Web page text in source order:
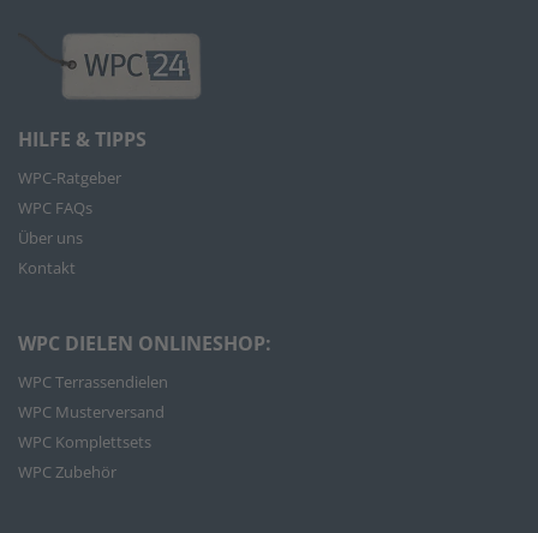
HILFE & TIPPS
WPC-Ratgeber
WPC FAQs
Über uns
Kontakt
WPC DIELEN ONLINESHOP:
WPC Terrassendielen
WPC Musterversand
WPC Komplettsets
WPC Zubehör